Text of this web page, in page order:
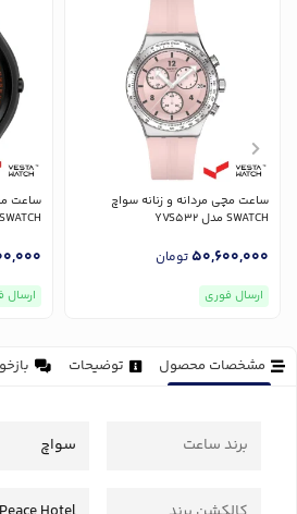
ساعت مچی مردانه و زنانه سواچ
SWATCH مدل YVS532
50,600,000تومان
ارسال فوری
ساعت
SWATCH مدل SS07B106
ارسال
مشخصات محصول توضیحات
برند ساعت سواچ